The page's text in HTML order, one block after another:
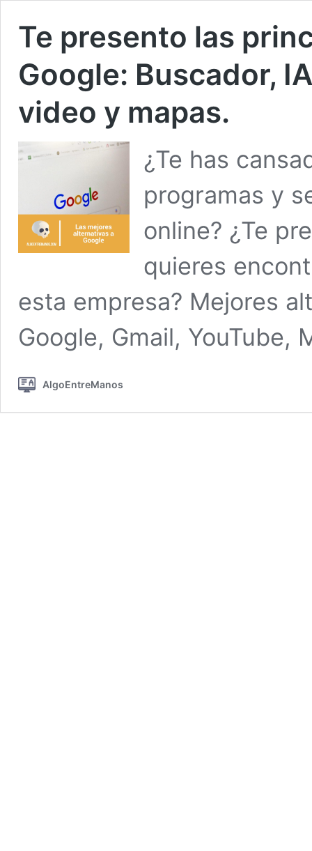
Te presento las
Google: Buscador,
video y mapas.
¿Te has
programas y
online? ¿Te
quieres
esta empresa? Mejores
Google, Gmail, YouTube,
AlgoEntreManos